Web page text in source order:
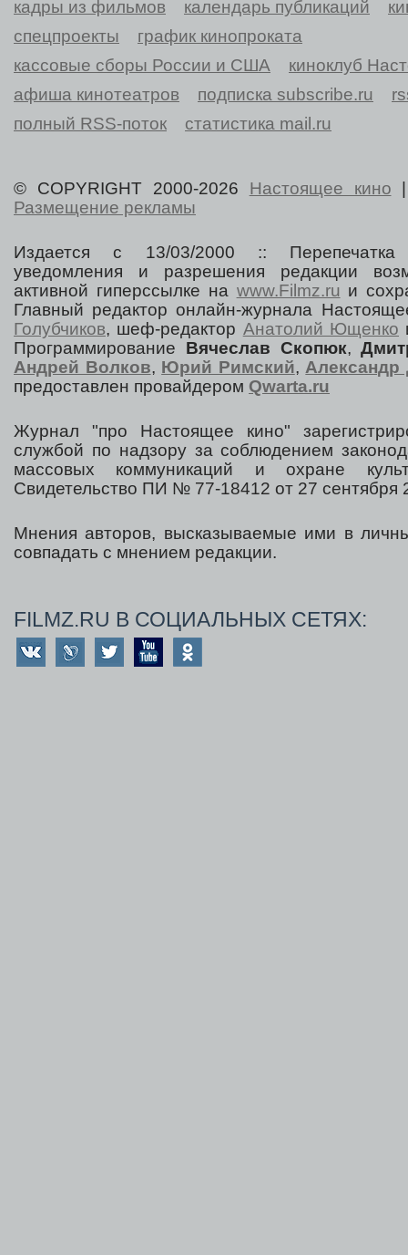
кадры из фильмов календарь публикаций
спецпроекты
график кинопроката
кассовые сборы России и США
киноклуб
афиша кинотеатров
подписка subscribe.ru
полный RSS-поток
статистика mail.ru
© COPYRIGHT 2000-2026 Настоящее кино
Размещение рекламы
Издается с 13/03/2000 :: Перепечатка
уведомления и разрешения редакции
активной гиперссылке на www.Filmz.ru и
Главный редактор онлайн-журнала
Голубчиков, шеф-редактор Анатолий Ющенко
Программирование Вячеслав Скопюк,
Андрей Волков, Юрий Римский, Александр
предоставлен провайдером Qwarta.ru
Журнал "про Настоящее кино"
службой по надзору за соблюдением
массовых коммуникаций и охране
Свидетельство ПИ № 77-18412 от 27 сентября
Мнения авторов, высказываемые ими в
совпадать с мнением редакции.
FILMZ.RU В СОЦИАЛЬНЫХ СЕТЯХ: